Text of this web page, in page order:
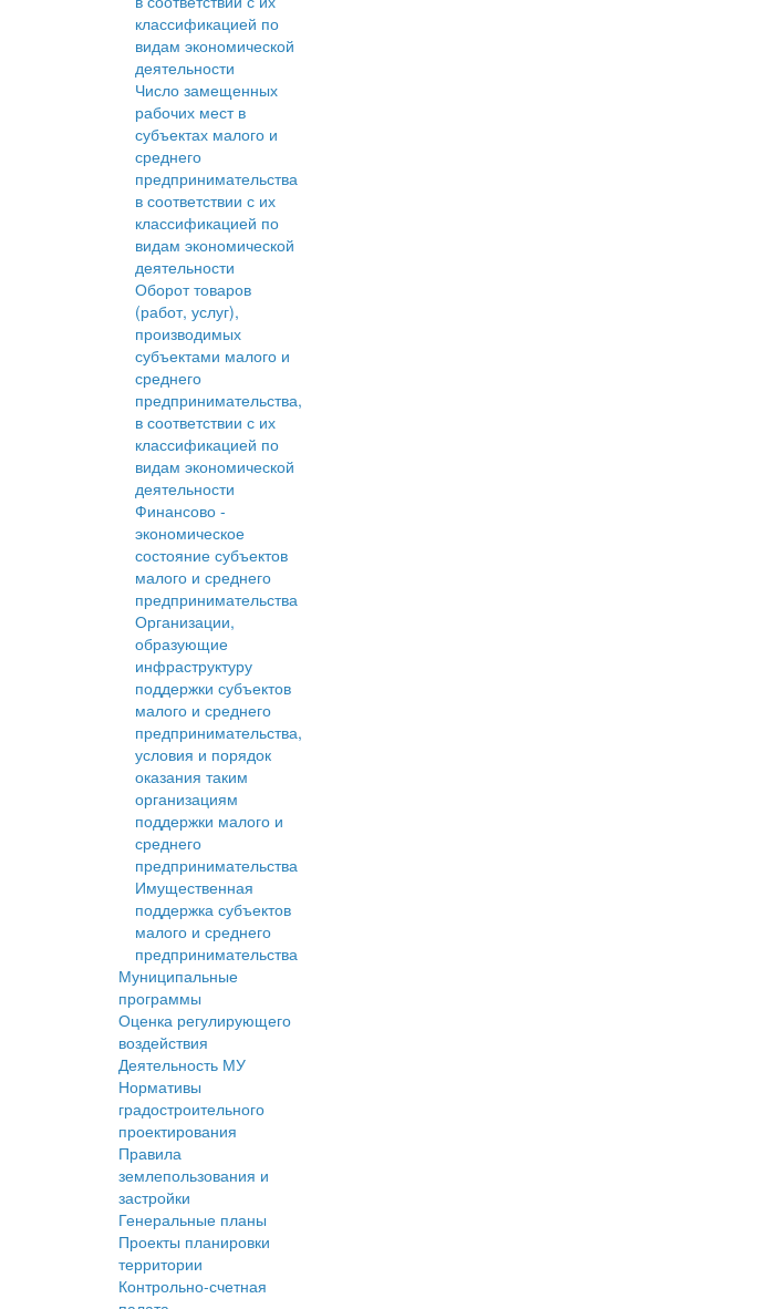
классификацией по
видам экономической
деятельности
Число замещенных
рабочих мест в
субъектах малого и
среднего
предпринимательства
в соответствии с их
классификацией по
видам экономической
деятельности
Оборот товаров
(работ, услуг),
производимых
субъектами малого и
среднего
предпринимательства,
в соответствии с их
классификацией по
видам экономической
деятельности
Финансово -
экономическое
состояние субъектов
малого и среднего
предпринимательства
Организации,
образующие
инфраструктуру
поддержки субъектов
малого и среднего
предпринимательства,
условия и порядок
оказания таким
организациям
поддержки малого и
среднего
предпринимательства
Имущественная
поддержка субъектов
малого и среднего
предпринимательства
Муниципальные
программы
Оценка регулирующего
воздействия
Деятельность МУ
Нормативы
градостроительного
проектирования
Правила
землепользования и
застройки
Генеральные планы
Проекты планировки
территории
Контрольно-счетная